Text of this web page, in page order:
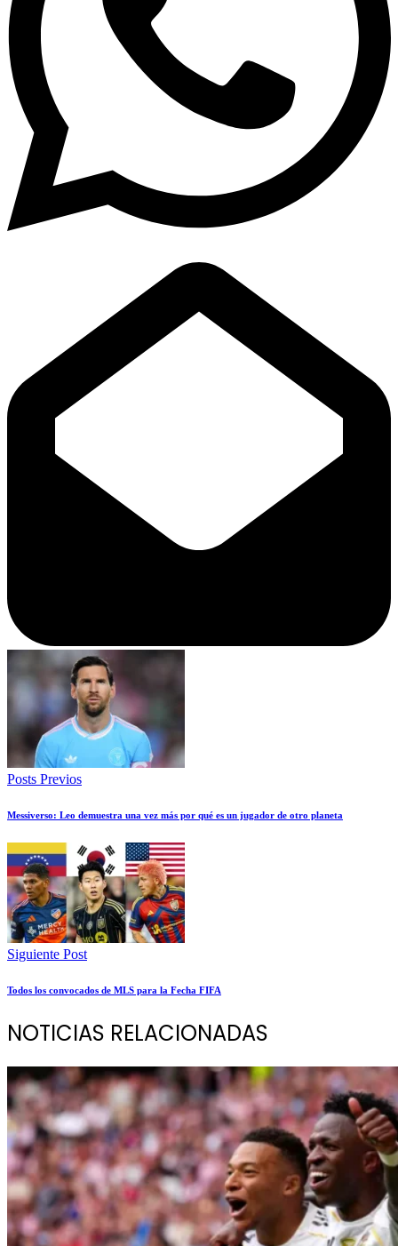
Posts Previos
Messiverso: Leo demuestra una vez más por qué es un jugador de otro planeta
Siguiente Post
Todos los convocados de MLS para la Fecha FIFA
NOTICIAS RELACIONADAS